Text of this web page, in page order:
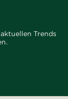
Trends